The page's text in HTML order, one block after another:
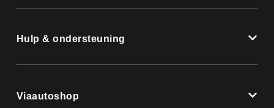
Hulp & ondersteuning
Viaautoshop